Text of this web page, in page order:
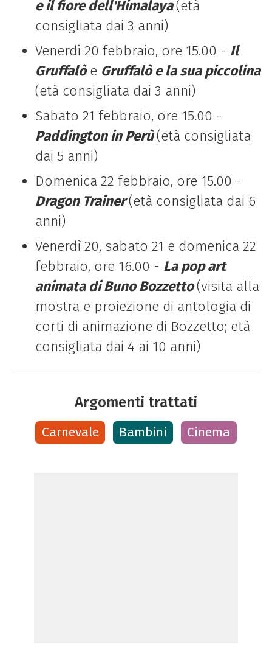
e il fiore dell'Himalaya(età
consigliata dai 3 anni)
Venerdì 20 febbraio, ore 15.00 - Il
Gruffalòe Gruffalò e la sua piccolina
(età consigliata dai 3 anni)
Sabato 21 febbraio, ore 15.00 -
Paddington in Perù(età consigliata
dai 5 anni)
Domenica 22 febbraio, ore 15.00 -
Dragon Trainer(età consigliata dai 6
anni)
Venerdì 20, sabato 21 e domenica 22
febbraio, ore 16.00 - La pop art
animata di Buno Bozzetto(visita alla
mostra e proiezione di antologia di
corti di animazione di Bozzetto; età
consigliata dai 4 ai 10 anni)
Argomenti trattati
Carnevale Bambini Cinema